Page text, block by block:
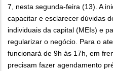
7, nesta segunda-feira (13). A
capacitar e esclarecer dúvidas
individuais da capital (MEIs) e
regularizar o negócio. Para o
funcionará de 9h às 17h, em
precisam fazer agendamento